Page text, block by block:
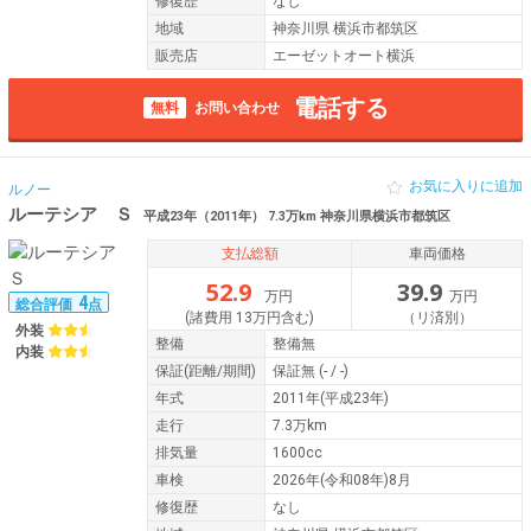
地域
神奈川県 横浜市都筑区
販売店
エーゼットオート横浜
無料 お問い合わせ 電話する
ルノー
ルーテシア Ｓ 平成23年（2011年） 7.3万km 神奈川県横浜市都筑区
お気に入りに追加
総合評価 4点
外装
内装
支払総額
52.9
万円
(諸費用 13万円含む)
車両価格
39.9 万円
（リ済別）
整備
整備無
保証(距離/期間) 保証無 (- / -)
年式
2011年(平成23年)
走行
7.3万km
排気量
1600cc
車検
2026年(令和08年)8月
修復歴
なし